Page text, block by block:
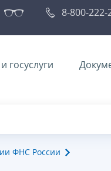
8-800-222-
госуслуги
ФНС России